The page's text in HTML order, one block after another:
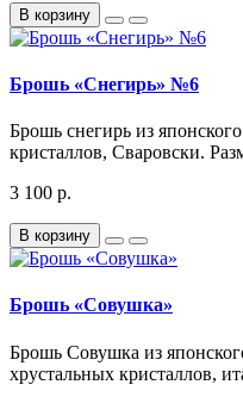
В корзину
Брошь «Снегирь» №6
Брошь снегирь из
кристаллов, Сваровски.
3 100 р.
В корзину
Брошь «Совушка»
Брошь Совушка из
хрустальных кристаллов,